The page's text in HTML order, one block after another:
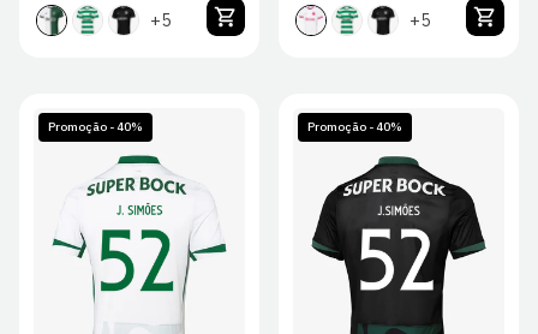
regular
de
venda
+5
regular
de
venda
+5
Promoção - 40%
S L XL
2XL
Promoção - 40%
L XL
2XL